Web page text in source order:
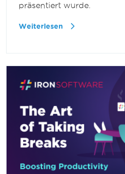
präsentiert wurde.
Weiterlesen